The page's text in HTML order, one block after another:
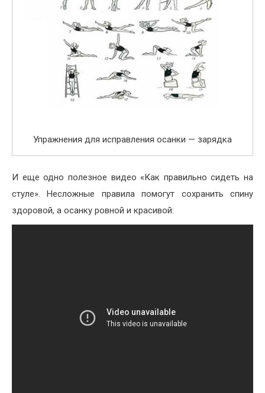
Упражнения для исправления осанки — зарядка
И еще одно полезное видео «Как правильно сидеть на
стуле». Несложные правила помогут сохранить спину
здоровой, а осанку ровной и красивой: